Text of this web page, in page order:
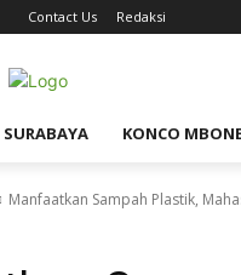
Contact Us Redaksi
KONCO
Manfaatkan Sampah Plastik,